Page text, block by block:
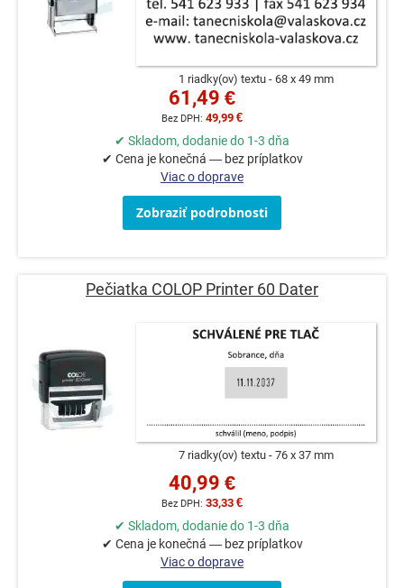
1 riadky(ov) textu 68 x 49 mm
61,49 €
49,99 €
✔ Skladom, dodanie do 1-3 dňa
✔ Cena je konečná — bez príplatkov
Viac o doprave
Zobraziť podrobnosti
Pečiatka COLOP Printer 60 Dater
7 riadky(ov) textu 76 x 37 mm
40,99 €
33,33 €
✔ Skladom, dodanie do 1-3 dňa
✔ Cena je konečná — bez príplatkov
Viac o doprave